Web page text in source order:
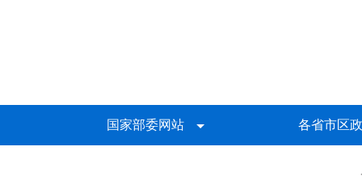
国家部委网站 各省市区